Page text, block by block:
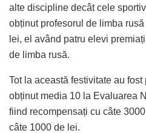
alte discipline decât cele
obținut profesorul de limba
lei, el având patru elevi
de limba rusă.
Tot la această festivitate au
obținut media 10 la Evaluarea
fiind recompensați cu câte
câte 1000 de lei.